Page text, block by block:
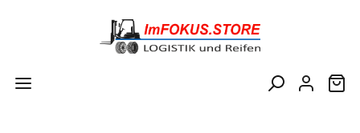
Zum Hauptinhalt springen